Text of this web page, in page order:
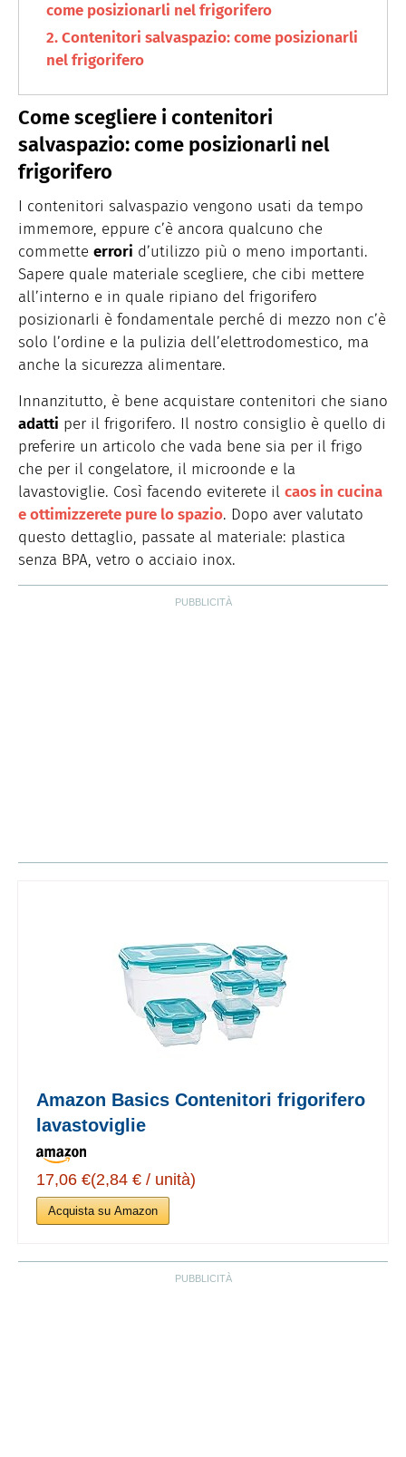
come posizionarli nel frigorifero
Contenitori salvaspazio: come posizionarli
nel frigorifero
Come scegliere i contenitori
salvaspazio: come posizionarli nel
frigorifero
I contenitori salvaspazio vengono usati da tempo
immemore, eppure c’è ancora qualcuno che
commette errori d’utilizzo più o meno importanti.
Sapere quale materiale scegliere, che cibi mettere
all’interno e in quale ripiano del frigorifero
posizionarli è fondamentale perché di mezzo non c’è
solo l’ordine e la pulizia dell’elettrodomestico, ma
anche la sicurezza alimentare.
Innanzitutto, è bene acquistare contenitori che siano
adatti per il frigorifero. Il nostro consiglio è quello di
preferire un articolo che vada bene sia per il frigo
che per il congelatore, il microonde e la
lavastoviglie. Così facendo eviterete il caos in cucina
e ottimizzerete pure lo spazio. Dopo aver valutato
questo dettaglio, passate al materiale: plastica
senza BPA, vetro o acciaio inox.
Amazon Basics Contenitori frigorifero
lavastoviglie
17,06 €(2,84 € / unità)
Acquista su Amazon